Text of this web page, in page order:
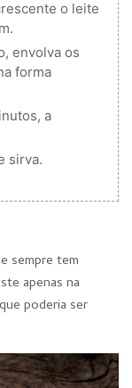
o leite
envolva os
forma
a
sirva.
sempre tem
apenas na
poderia ser